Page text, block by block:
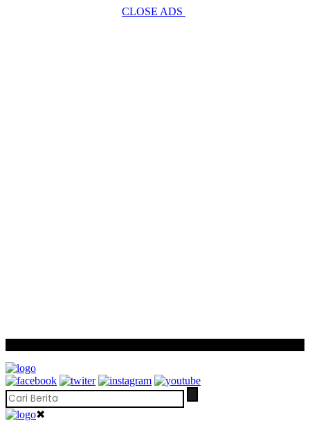
CLOSE ADS
✖